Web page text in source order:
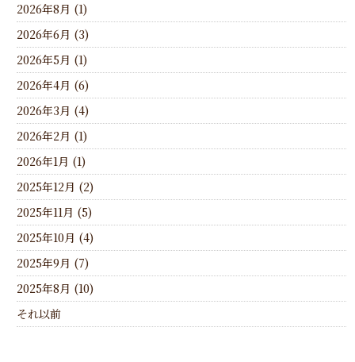
2026年8月 (1)
2026年6月 (3)
2026年5月 (1)
2026年4月 (6)
2026年3月 (4)
2026年2月 (1)
2026年1月 (1)
2025年12月 (2)
2025年11月 (5)
2025年10月 (4)
2025年9月 (7)
2025年8月 (10)
それ以前